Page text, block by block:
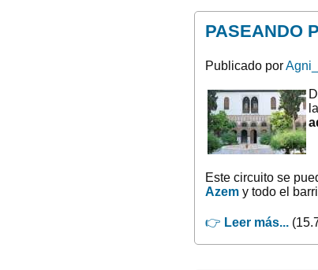
PASEANDO
Publicado por
Este circuito se
Azem y todo el
👉 Leer más...